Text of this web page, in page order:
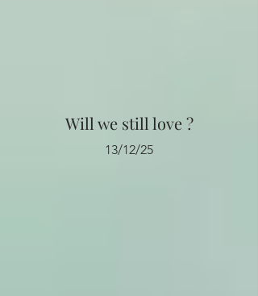
Will we still love ?
13/12/25